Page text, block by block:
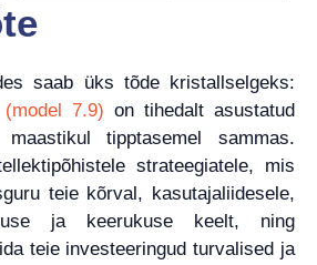
saab üks tõde kristallselgeks:
7.9) on tihedalt asustatud
maastikul tipptasemel sammas.
strateegiatele, mis
teie kõrval, kasutajaliidesele,
ja keerukuse keelt, ning
teie investeeringud turvalised ja